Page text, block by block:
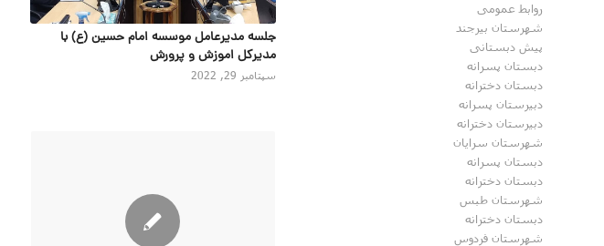
جلسه مدیرعامل موسسه امام حسین (ع) با
مدیرکل اموزش و پرورش
سپتامبر 29, 2022
روابط عمومی
شهرستان بیرجند
پیش دبستانی
دبستان پسرانه
دبستان دخترانه
دبیرستان پسرانه
دبیرستان دخترانه
شهرستان سرایان
دبستان پسرانه
دبستان دخترانه
شهرستان طبس
دبستان دخترانه
شهرستان فردوس